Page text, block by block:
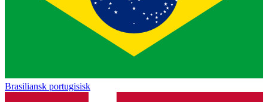
Brasiliansk portugisisk